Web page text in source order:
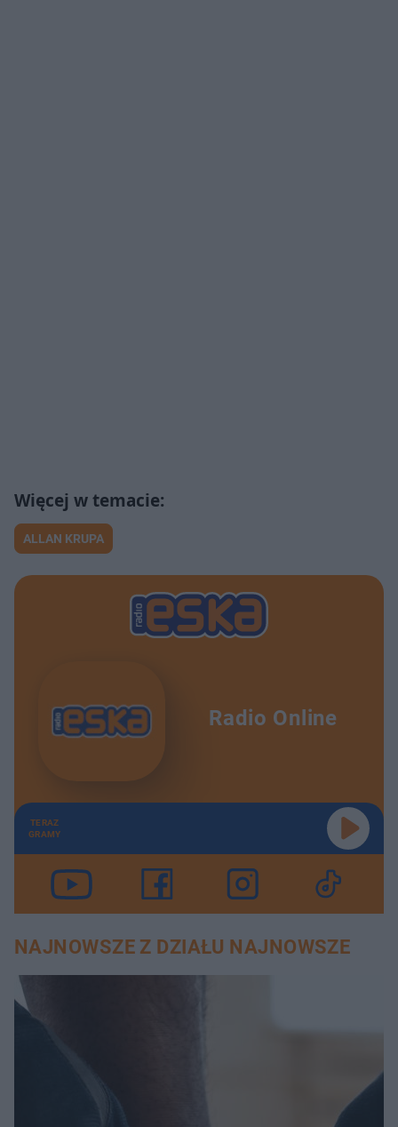
ALLAN KRUPA
Radio Online
TERAZ
GRAMY
NAJNOWSZE Z DZIAŁU NAJNOWSZE